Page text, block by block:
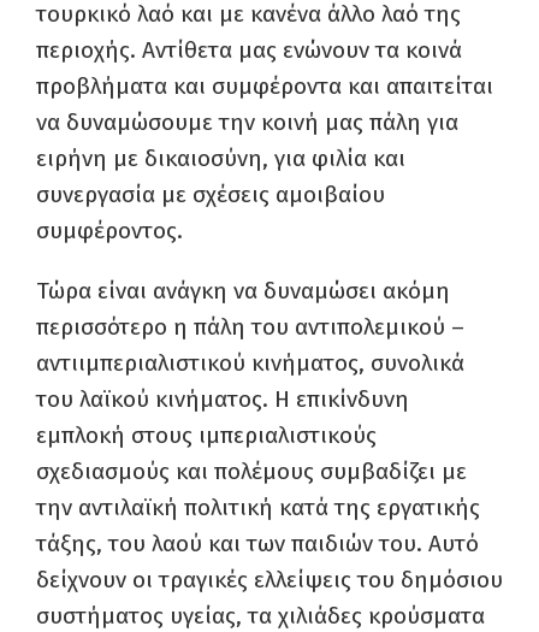
τουρκικό λαό και με κανένα άλλο λαό της
περιοχής. Αντίθετα μας ενώνουν τα κοινά
προβλήματα και συμφέροντα και απαιτείται
να δυναμώσουμε την κοινή μας πάλη για
ειρήνη με δικαιοσύνη, για φιλία και
συνεργασία με σχέσεις αμοιβαίου
συμφέροντος.
Τώρα είναι ανάγκη να δυναμώσει ακόμη
περισσότερο η πάλη του αντιπολεμικού –
αντιιμπεριαλιστικού κινήματος, συνολικά
του λαϊκού κινήματος. Η επικίνδυνη
εμπλοκή στους ιμπεριαλιστικούς
σχεδιασμούς και πολέμους συμβαδίζει με
την αντιλαϊκή πολιτική κατά της εργατικής
τάξης, του λαού και των παιδιών του. Αυτό
δείχνουν οι τραγικές ελλείψεις του δημόσιου
συστήματος υγείας, τα χιλιάδες κρούσματα